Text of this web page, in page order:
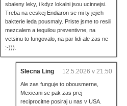
sbaleny leky, i kdyz lokalni jsou ucinnejsi.
Treba na ceskej Endiaron se mi ty jejich
bakterie leda pousmaly. Priste jsme to resili
mezcalem a tequilou preventivne, na
vetsinu to fungovalo, na par lidi ale zas ne
:-))).
Slecna Ling 12.5.2026 v 21:50
Ale zas funguje to obousmerne,
Mexicani se pak zas prej
reciprocitne posiraj u nas v USA.